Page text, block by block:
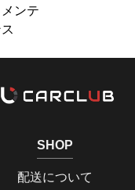
ンテ
SHOP
配送について